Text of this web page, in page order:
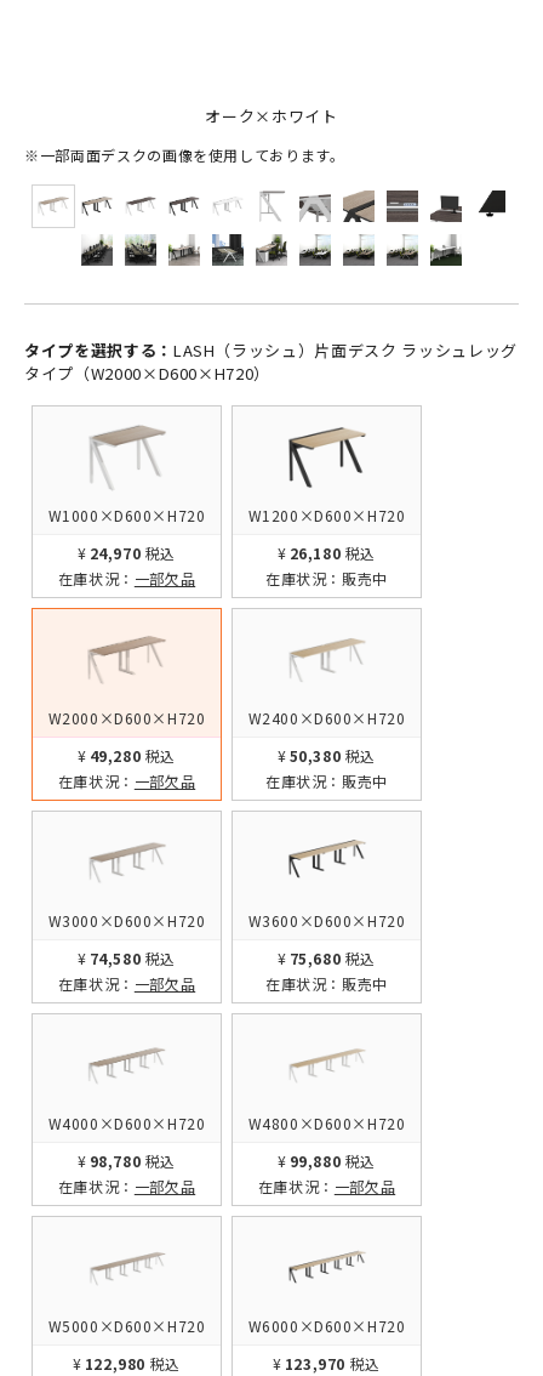
オーク×ホワイト
※一部両面デスクの画像を使用しております。
タイプを選択する： LASH（ラッシュ）片面デスク ラッシュレッグ
タイプ（W2000×D600×H720）
W1000×D600×H720
¥24,970 税込
在庫状況： 一部欠品
W1200×D600×H720
¥26,180 税込
在庫状況： 販売中
W2000×D600×H720
¥49,280 税込
在庫状況： 一部欠品
W2400×D600×H720
¥50,380 税込
在庫状況： 販売中
W3000×D600×H720
¥74,580 税込
在庫状況： 一部欠品
W3600×D600×H720
¥75,680 税込
在庫状況： 販売中
W4000×D600×H720
¥98,780 税込
在庫状況： 一部欠品
W4800×D600×H720
¥99,880 税込
在庫状況： 一部欠品
W5000×D600×H720
¥122,980 税込
W6000×D600×H720
¥123,970 税込